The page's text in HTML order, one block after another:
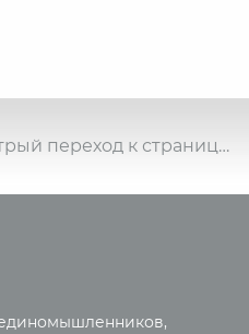
переход к страницам сайта
Правильное питание